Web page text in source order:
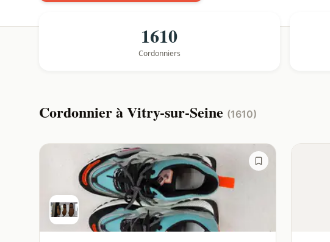
1610
Cordonniers
Cordonnier à Vitry-sur-Seine (1610)